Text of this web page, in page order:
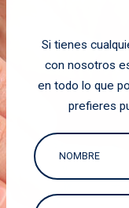
Si tienes
con nosotros
en todo lo que
prefieres